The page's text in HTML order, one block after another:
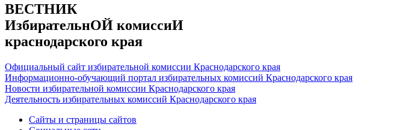
ВЕСТНИК
ИзбирательнОЙ комиссиИ
краснодарского края
Официальный сайт избирательной комиссии Краснодарского края
Информационно-обучающий портал избирательных комиссий Краснодарского края
Новости избирательной комиссии Краснодарского края
Деятельность избирательных комиссий Краснодарского края
Сайты и страницы сайтов